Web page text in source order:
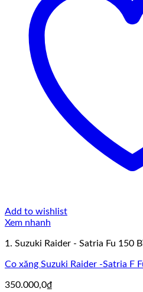
Add to wishlist
Xem nhanh
1. Suzuki Raider - Satria Fu 150
Co xăng Suzuki Raider -Satria F
350.000,0₫